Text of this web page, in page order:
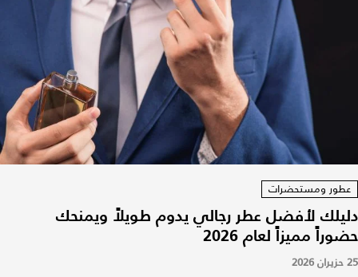
عطور ومستحضرات
دليلك لأفضل عطر رجالي يدوم طويلاً ويمنحك
حضوراً مميزاً لعام 2026
25 حزيران 2026